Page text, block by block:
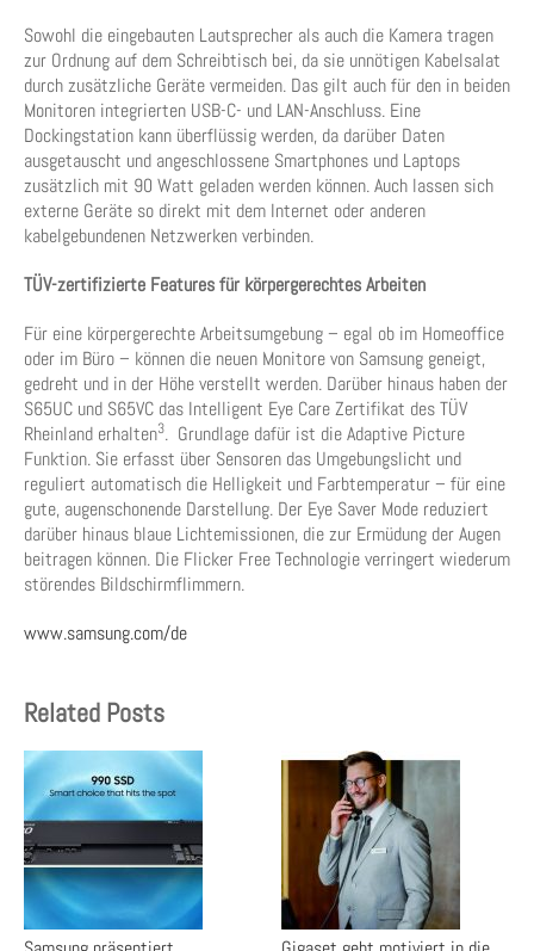
Sowohl die eingebauten Lautsprecher als auch die Kamera tragen
zur Ordnung auf dem Schreibtisch bei, da sie unnötigen Kabelsalat
durch zusätzliche Geräte vermeiden. Das gilt auch für den in beiden
Monitoren integrierten USB-C- und LAN-Anschluss. Eine
Dockingstation kann überflüssig werden, da darüber Daten
ausgetauscht und angeschlossene Smartphones und Laptops
zusätzlich mit 90 Watt geladen werden können. Auch lassen sich
externe Geräte so direkt mit dem Internet oder anderen
kabelgebundenen Netzwerken verbinden.
TÜV-zertifizierte Features für körpergerechtes Arbeiten
Für eine körpergerechte Arbeitsumgebung – egal ob im Homeoffice
oder im Büro – können die neuen Monitore von Samsung geneigt,
gedreht und in der Höhe verstellt werden. Darüber hinaus haben der
S65UC und S65VC das Intelligent Eye Care Zertifikat des TÜV
Rheinland erhalten3. Grundlage dafür ist die Adaptive Picture
Funktion. Sie erfasst über Sensoren das Umgebungslicht und
reguliert automatisch die Helligkeit und Farbtemperatur – für eine
gute, augenschonende Darstellung. Der Eye Saver Mode reduziert
darüber hinaus blaue Lichtemissionen, die zur Ermüdung der Augen
beitragen können. Die Flicker Free Technologie verringert wiederum
störendes Bildschirmflimmern.
www.samsung.com/de
Related Posts